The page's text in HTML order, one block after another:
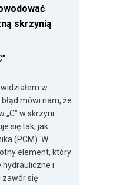
skrzynią
w
mówi nam, że
w skrzyni
się tak, jak
(PCM). W
element, który
hydrauliczne i
zawór się